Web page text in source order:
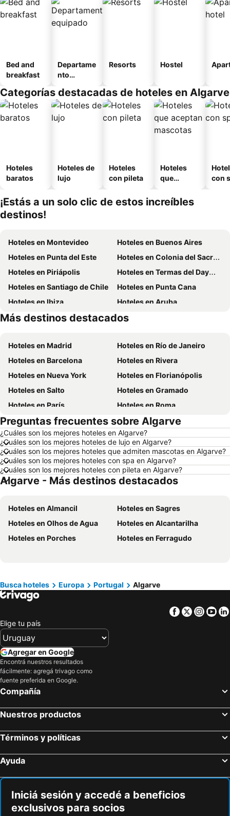
Bed and
breakfast
Departame
nto
Resorts Hostel
Categorías destacadas de hoteles en Algarve
Hoteles
baratos
Hoteles de
lujo
Hoteles
con pileta
Hoteles
que
mascotas
con
¡Estás a un solo clic de estos increíbles
destinos!
Hoteles en Montevideo
Hoteles en Buenos Aires
Hoteles en Punta del Este
Hoteles en Colonia del Sacramento
Hoteles en Piriápolis
Hoteles en Termas del Dayman
Hoteles en Santiago de Chile
Hoteles en Punta Cana
Hoteles en Ibiza
Hoteles en Aruba
Hoteles en Brasil
Hoteles en Uruguay
Más destinos destacados
Hoteles en Madrid
Hoteles en Río de Janeiro
Hoteles en Barcelona
Hoteles en Rivera
Hoteles en Nueva York
Hoteles en Florianópolis
Hoteles en Salto
Hoteles en Gramado
Hoteles en París
Hoteles en Roma
Hoteles en Paysandú
Hoteles en San Carlos de Bariloche
Hoteles en Chuy
Hoteles en Maceió
Hoteles en Conil de la Frontera
Hoteles en Ámsterdam
Hoteles en Foz de Iguazú
Hoteles en Maragogi
Hoteles en Punta del Diablo
Hoteles en Nueva York
Hoteles en Departamento de Colonia
Hoteles en Argentina
Hoteles en Mallorca
Hoteles en Rocha
Hoteles en España
Hoteles en Asturias
Hoteles en República Dominicana
Hoteles en Colombia
Hoteles en Corea del Sur
Hoteles en Curazao
Preguntas frecuentes sobre Algarve
¿Cuáles son los mejores hoteles en Algarve?
¿Cuáles son los mejores hoteles de lujo en Algarve?
¿Cuáles son los mejores hoteles que admiten mascotas en Algarve?
¿Cuáles son los mejores hoteles con spa en Algarve?
¿Cuáles son los mejores hoteles con pileta en Algarve?
Algarve - Más destinos destacados
Hoteles en Almancil
Hoteles en Sagres
Hoteles en Olhos de Agua
Hoteles en Alcantarilha
Hoteles en Porches
Hoteles en Ferragudo
Busca hoteles Europa Portugal Algarve
Facebook
Twitter
Elige tu país
Agregar en Google
Encontrá nuestros resultados
fácilmente: agregá trivago como
fuente preferida en Google.
Compañía
Nuestros productos
Términos y políticas
Ayuda
Iniciá sesión y accedé a beneficios
exclusivos para socios